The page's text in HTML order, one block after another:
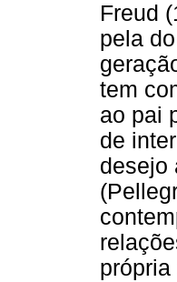
Freud
pela
tem
ao pai
de
desejo